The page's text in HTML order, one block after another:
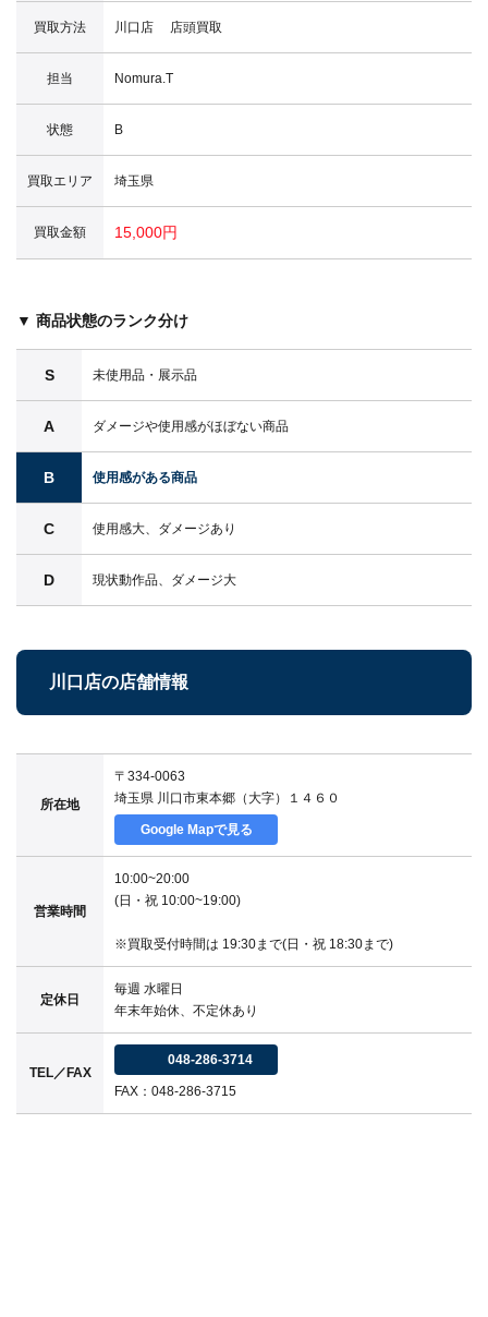
買取方法 川口店 店頭買取
担当 Nomura.T
状態 B
買取エリア 埼玉県
買取金額 15,000円
▼ 商品状態のランク分け
S 未使用品・展示品
A ダメージや使用感がほぼない商品
B 使用感がある商品
C 使用感大、ダメージあり
D 現状動作品、ダメージ大
川口店の店舗情報
所在地
〒334-0063
埼玉県 川口市東本郷（大字）１４６０
Google Mapで見る
営業時間
10:00~20:00
(日・祝 10:00~19:00)
※買取受付時間は 19:30まで(日・祝 18:30まで)
定休日
毎週 水曜日
年末年始休、不定休あり
TEL／FAX
048-286-3714
FAX：048-286-3715